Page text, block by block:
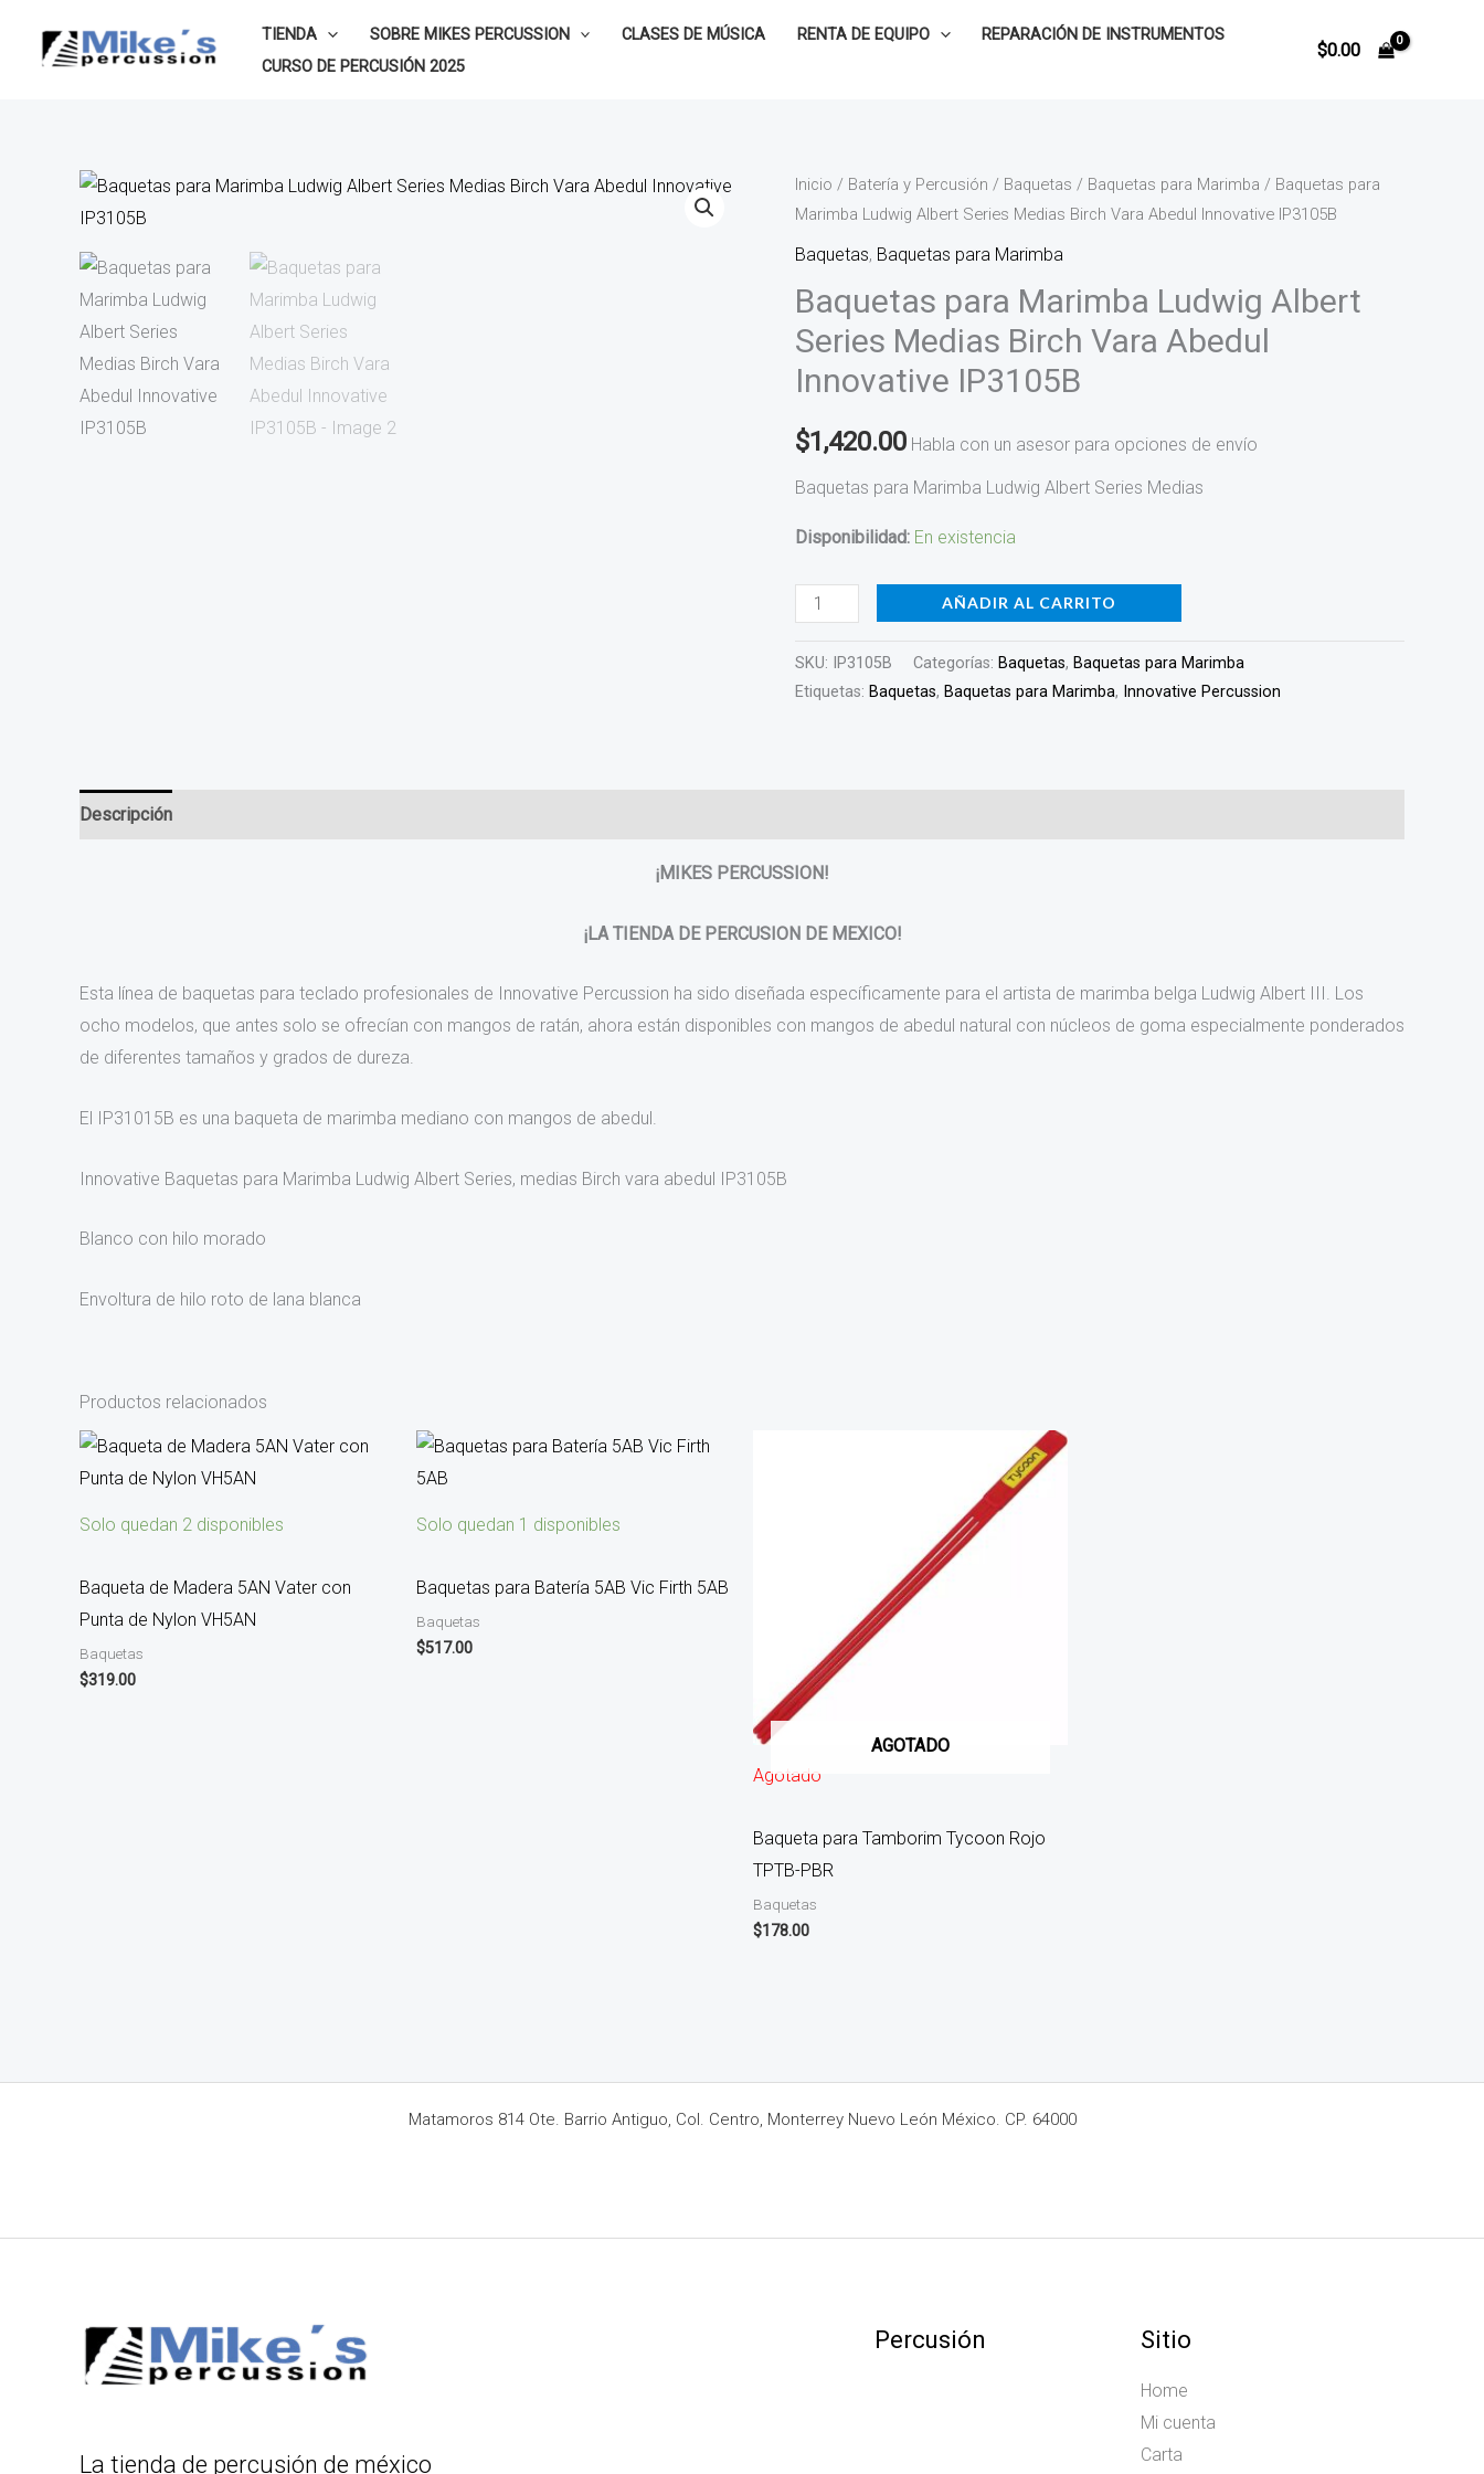
TIENDA SOBRE MIKES PERCUSSION CLASES DE MÚSICA RENTA DE EQUIPO
REPARACIÓN DE INSTRUMENTOS
CURSO DE PERCUSIÓN 2025
$0.00
Inicio / Batería y Percusión / Baquetas / Baquetas para Marimba / Baquetas para
Marimba Ludwig Albert Series Medias Birch Vara Abedul Innovative IP3105B
Baquetas, Baquetas para Marimba
Baquetas para Marimba Ludwig Albert
Series Medias Birch Vara Abedul
Innovative IP3105B
$1,420.00 Habla con un asesor para opciones de envío
Baquetas para Marimba Ludwig Albert Series Medias
Disponibilidad: En existencia
Baquetas
para
Marimba
Albert
Series
Medias
Vara
IP3105B
AÑADIR AL CARRITO
SKU: IP3105B Categorías: Baquetas, Baquetas para Marimba
Etiquetas: Baquetas, Baquetas para Marimba, Innovative Percussion
Descripción
¡MIKES PERCUSSION!
¡LA TIENDA DE PERCUSION DE MEXICO!
Esta línea de baquetas para teclado profesionales de Innovative Percussion ha sido diseñada específicamente para el artista de marimba belga Ludwig Albert III. Los
ocho modelos, que antes solo se ofrecían con mangos de ratán, ahora están disponibles con mangos de abedul natural con núcleos de goma especialmente ponderados
de diferentes tamaños y grados de dureza.
El IP31015B es una baqueta de marimba mediano con mangos de abedul.
Innovative Baquetas para Marimba Ludwig Albert Series, medias Birch vara abedul IP3105B
Blanco con hilo morado
Envoltura de hilo roto de lana blanca
Productos relacionados
Solo quedan 2 disponibles
Baqueta de Madera 5AN Vater con
Punta de Nylon VH5AN
Baquetas
$319.00
Solo quedan 1 disponibles
Baquetas para Batería 5AB Vic Firth 5AB
Baquetas
$517.00
AGOTADO
Agotado
Baqueta para Tamborim Tycoon Rojo
TPTB-PBR
Baquetas
$178.00
Matamoros 814 Ote. Barrio Antiguo, Col. Centro, Monterrey Nuevo León México. CP. 64000
La tienda de percusión de méxico
Percusión Sitio
Home
Mi cuenta
Carta